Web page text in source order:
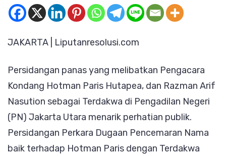
PN
Jakarta
Utara,
Angkat
Bicara
JAKARTA | Liputanresolusi.com
Persidangan panas yang melibatkan Pengacara
Kondang Hotman Paris Hutapea, dan Razman Arif
Nasution sebagai Terdakwa di Pengadilan Negeri
(PN) Jakarta Utara menarik perhatian publik.
Persidangan Perkara Dugaan Pencemaran Nama
baik terhadap Hotman Paris dengan Terdakwa